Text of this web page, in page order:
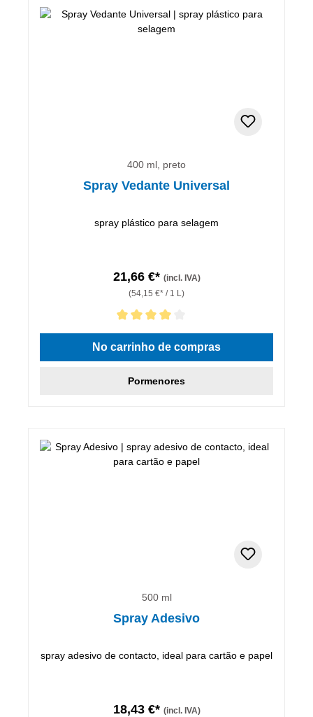
400 ml, preto
Spray Vedante Universal
spray plástico para selagem
21,66 €* (incl. IVA)
(54,15 €* / 1 L)
Classificação média de 4 de 5 estrelas
No carrinho de compras
Pormenores
500 ml
Spray Adesivo
spray adesivo de contacto, ideal para cartão e papel
18,43 €* (incl. IVA)